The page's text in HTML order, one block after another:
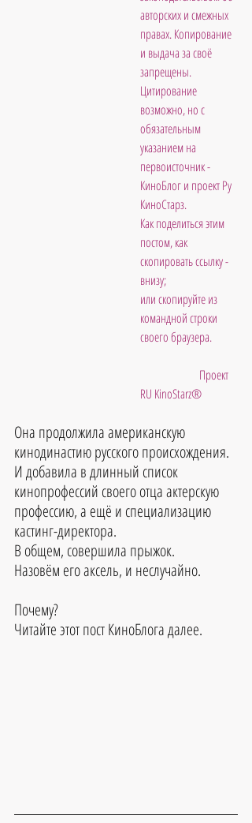
авторских и смежных
правах. Копирование
и выдача за своё
запрещены.
Цитирование
возможно, но с
обязательным
указанием на
первоисточник -
КиноБлог и проект Ру
КиноСтарз.
Как поделиться этим
постом, как
скопировать ссылку -
внизу;
или скопируйте из
командной строки
своего браузера.
RU KinoStarz®
Она продолжила американскую
кинодинастию русского происхождения.
И добавила в длинный список
кинопрофессий своего отца актерскую
профессию, а ещё и специализацию
кастинг-директора.
В общем, совершила прыжок.
Назовём его аксель, и неслучайно.
Почему?
Читайте этот пост КиноБлога далее.